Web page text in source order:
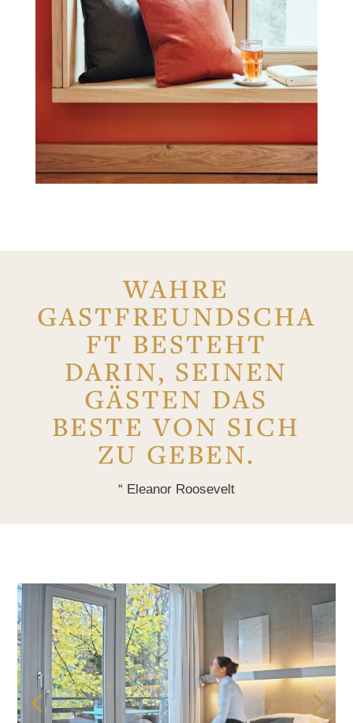
WAHRE
GASTFREUNDSCHA
FT BESTEHT
DARIN, SEINEN
GÄSTEN DAS
BESTE VON SICH
ZU GEBEN.
“ Eleanor Roosevelt
Video-
Player